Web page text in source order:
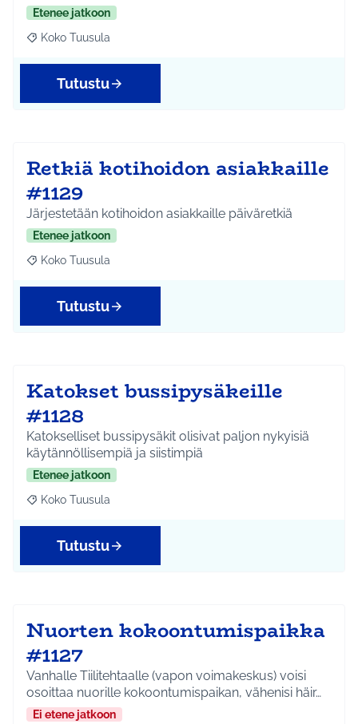
Etenee jatkoon
Rajaa tulokset aihepiirin mukaan: Koko Tuusula
Koko Tuusula
Tutustu
Retkiä kotihoidon asiakkaille
#1129
Järjestetään kotihoidon asiakkaille päiväretkiä
Etenee jatkoon
Rajaa tulokset aihepiirin mukaan: Koko Tuusula
Koko Tuusula
Tutustu
Katokset bussipysäkeille
#1128
Katokselliset bussipysäkit olisivat paljon nykyisiä
käytännöllisempiä ja siistimpiä
Etenee jatkoon
Rajaa tulokset aihepiirin mukaan: Koko Tuusula
Koko Tuusula
Tutustu
Nuorten kokoontumispaikka
#1127
Vanhalle Tiilitehtaalle (vapon voimakeskus) voisi
osoittaa nuorille kokoontumispaikan, vähenisi häir…
Ei etene jatkoon